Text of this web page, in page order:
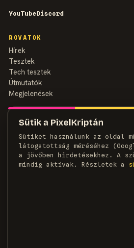
Sütik a PixelKriptán
Sütiket használunk az oldal
látogatottság méréséhez
a jövőben hirdetésekhez. A
mindig aktívak. Részletek a
YouTubeDiscord
ROVATOK
Hírek
Tesztek
Tech tesztek
Útmutatók
Megjelenések
MAGAZIN
Szerzők
Médiaajánlat
Kapcsolat